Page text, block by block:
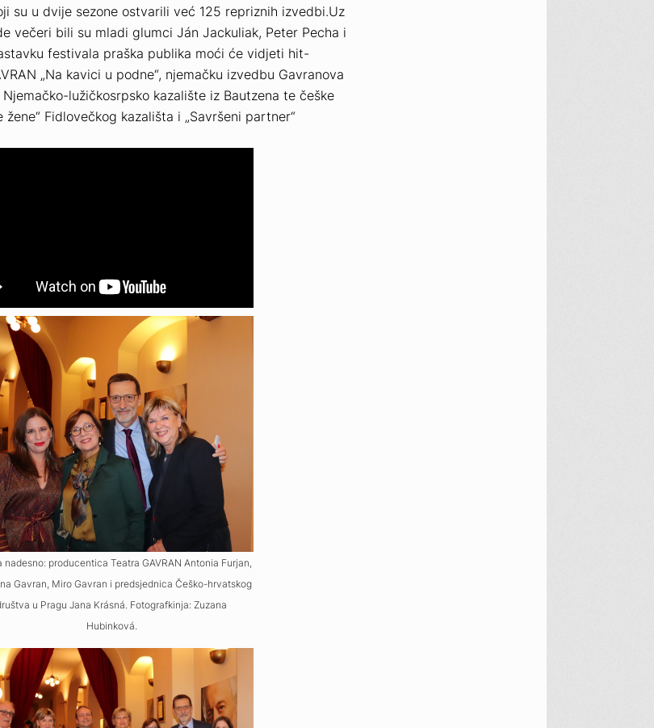
su u dvije sezone ostvarili već 125 repriznih izvedbi.Uz
večeri bili su mladi glumci Ján Jackuliak, Peter Pecha i
festivala praška publika moći će vidjeti hit-
„Na kavici u podne“, njemačku izvedbu Gavranova
Njemačko-lužičkosrpsko kazalište iz Bautzena te češke
žene“ Fidlovečkog kazališta i „Savršeni partner“
nadesno: producentica Teatra GAVRAN Antonia Furjan,
Gavran, Miro Gavran i predsjednica Češko-hrvatskog
u Pragu Jana Krásná. Fotografkinja: Zuzana
Hubinková.